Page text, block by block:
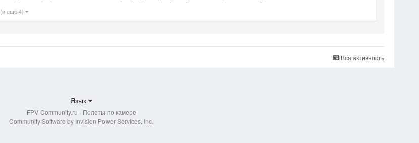
(и ещё 4)
Вся активность
Язык
FPV-Community.ru - Полеты по камере
Community Software by Invision Power Services, Inc.